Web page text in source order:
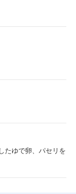
たゆで卵、パセリを